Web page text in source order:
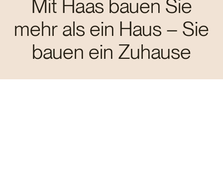
Mit Haas bauen Sie
mehr als ein Haus – Sie
bauen ein Zuhause